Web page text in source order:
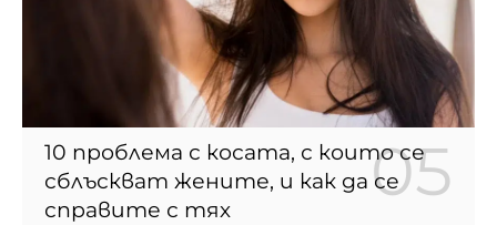
10 проблема с косата, с които се
сблъскват жените, и как да се
справите с тях